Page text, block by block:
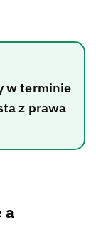
w terminie
z prawa
a